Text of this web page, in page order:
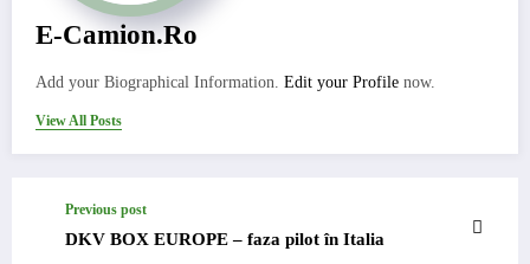
E-Camion.ro
Add your Biographical Information. Edit your Profile now.
View All Posts
Previous post
DKV BOX EUROPE – faza pilot în Italia